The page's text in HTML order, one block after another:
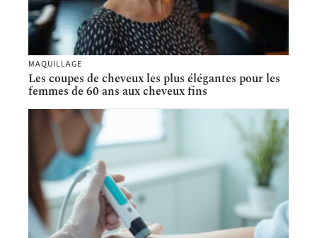
MAQUILLAGE
Les coupes de cheveux les plus élégantes pour les
femmes de 60 ans aux cheveux fins